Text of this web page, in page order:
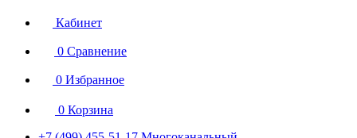
Кабинет
0 Сравнение
0 Избранное
0 Корзина